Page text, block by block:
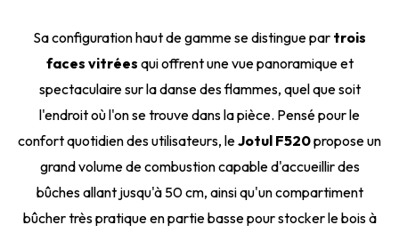
Sa configuration haut de gamme se distingue par trois
faces vitrées qui offrent une vue panoramique et
spectaculaire sur la danse des flammes, quel que soit
l'endroit où l'on se trouve dans la pièce. Pensé pour le
confort quotidien des utilisateurs, leJotul F520propose un
grand volume de combustion capable d'accueillir des
bûches allant jusqu'à 50 cm, ainsi qu'un compartiment
bûcher très pratique en partie basse pour stocker le bois à